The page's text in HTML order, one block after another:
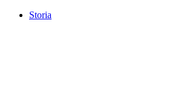
Storia